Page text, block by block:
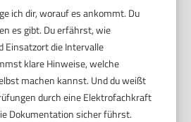
ich dir, worauf es ankommt. Du
es gibt. Du erfährst, wie
Einsatzort die Intervalle
klare Hinweise, welche
machen kannst. Und du weißt
durch eine Elektrofachkraft
Dokumentation sicher führst.